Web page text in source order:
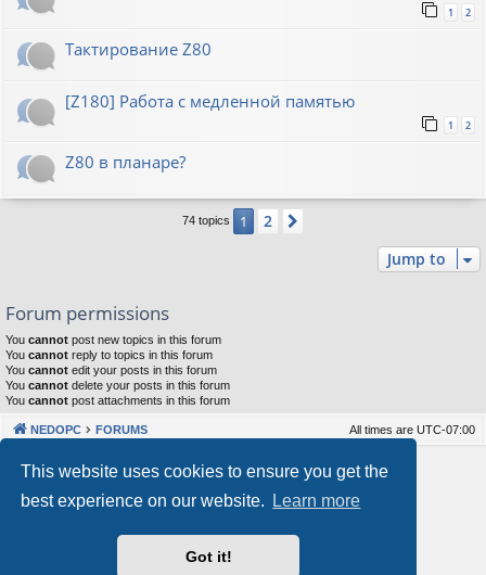
This website uses cookies to ensure you get the
best experience on our website.
Learn more
Got it!
1 2
Тактирование Z80
[Z180] Работа с медленной памятью
1 2
Z80 в планаре?
74 topics 1 2
Jump to
Forum permissions
You cannot post new topics in this forum
You cannot reply to topics in this forum
You cannot edit your posts in this forum
You cannot delete your posts in this forum
You cannot post attachments in this forum
NEDOPC FORUMS All times are UTC-07:00
Powered by phpBB® Forum Software © phpBB Limited
Our VPS Hosting By RimuHosting
This server is located in London data center